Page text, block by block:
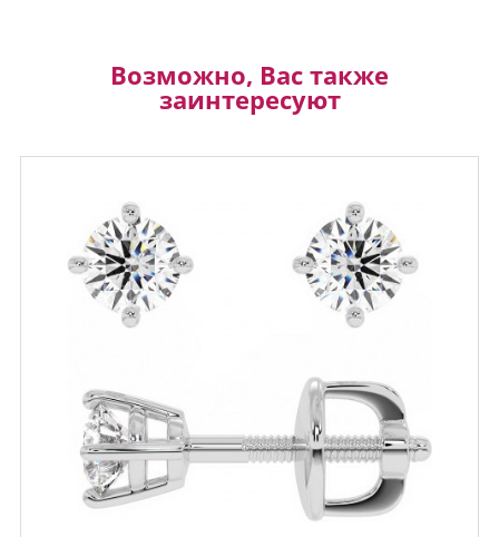
Возможно, Вас также
заинтересуют